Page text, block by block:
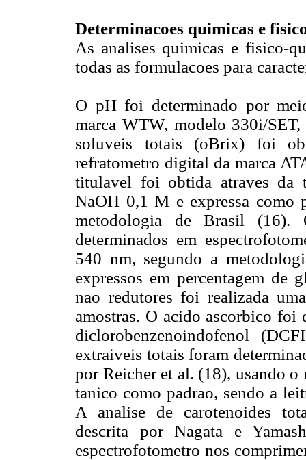
Determinacoes quimicas e
As analises quimicas e fisico-
todas as formulacoes para
O pH foi determinado por
marca WTW, modelo 330i/
soluveis totais (oBrix) foi
refratometro digital da marca
titulavel foi obtida atraves da
NaOH 0,1 M e expressa como
metodologia de Brasil (16).
determinados em
540 nm, segundo a
expressos em percentagem de
nao redutores foi realizada
amostras. O acido ascorbico foi
diclorobenzenoindofenol
extraiveis totais foram
por Reicher et al. (18), usando
tanico como padrao, sendo a
A analise de carotenoides
descrita por Nagata e
espectrofotometro nos